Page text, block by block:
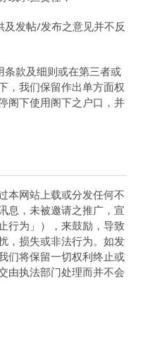
及发帖/发布之意见并不反
条款及细则或在第三者或
，我们保留作出单方面权
阁下使用阁下之户口，并
本网站上载或分发任何不
息，未被邀请之推广，宣
行为」），来鼓励，导致
，损失或非法行为。如发
们将保留一切权利终止或
由执法部门处理而并不会